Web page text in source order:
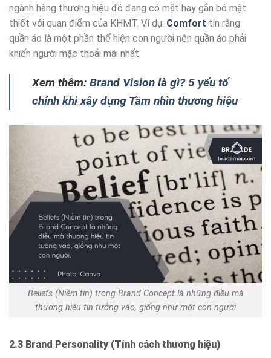
ngành hàng thương hiệu đó đang có mặt hay gắn bó mật
thiết với quan điểm của KHMT. Ví dụ: Comfort tin rằng
quần áo là một phần thể hiện con người nên quần áo phải
khiến người mặc thoải mái nhất.
Xem thêm: Brand Vision là gì? 5 yếu tố
chính khi xây dựng Tầm nhìn thương hiệu
Beliefs (Niềm tin) trong Brand Concept là những điều mà
thương hiệu tin tưởng vào, giống như một con người
2.3 Brand Personality (Tính cách thương hiệu)